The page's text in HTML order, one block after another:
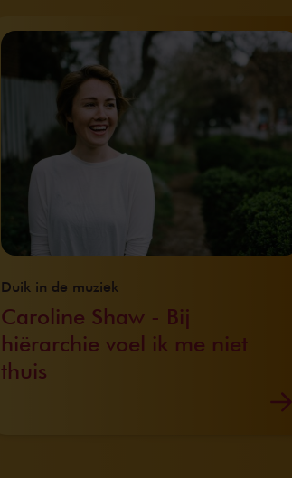
Caroline Shaw - Bij
hiërarchie voel ik me niet
thuis
Duik in de muziek